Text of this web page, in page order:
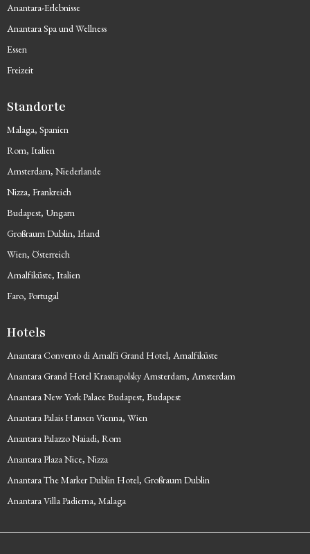
Anantara-Erlebnisse
Anantara Spa und Wellness
Essen
Freizeit
Standorte
Malaga, Spanien
Rom, Italien
Amsterdam, Niederlande
Nizza, Frankreich
Budapest, Ungarn
Großraum Dublin, Irland
Wien, Österreich
Amalfiküste, Italien
Faro, Portugal
Hotels
Anantara Convento di Amalfi Grand Hotel, Amalfiküste
Anantara Grand Hotel Krasnapolsky Amsterdam, Amsterdam
Anantara New York Palace Budapest, Budapest
Anantara Palais Hansen Vienna, Wien
Anantara Palazzo Naiadi, Rom
Anantara Plaza Nice, Nizza
Anantara The Marker Dublin Hotel, Großraum Dublin
Anantara Villa Padierna, Malaga